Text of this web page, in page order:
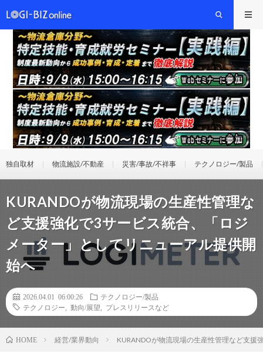
独自取材 物流施設/不動産 災害/事故/不祥事 テクノロジー/製品
KURANDOが物流現場の生産性管理な
ど支援強化で3サービス統合、「ロジ
メーター」としてリニューアル提供開
始へ
2026.04.01 06:00:26
テクノロジー/製品
テクノロジー
動向/展望 プレスリリースなど
HOME 経営/業界動向 KURANDOが物流現場の生産性管理など支援